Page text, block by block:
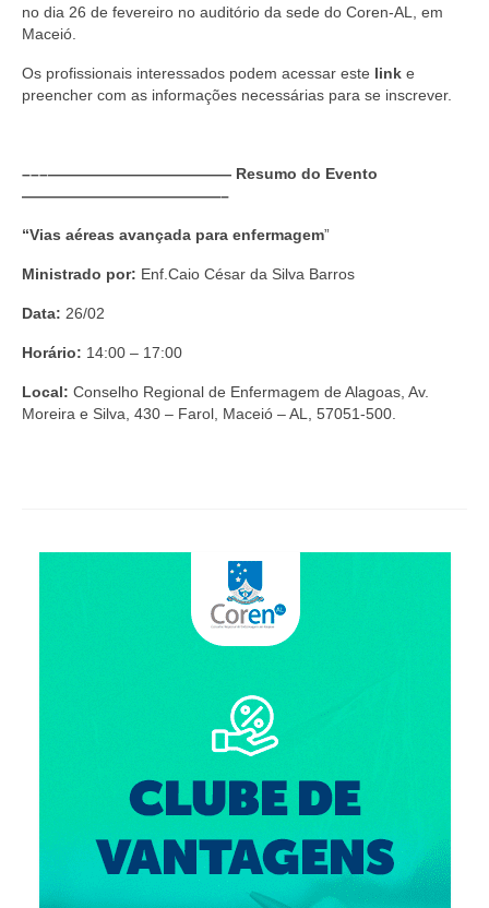
Editais e licitação
Resoluções
Suspensão do Exercício Profissional
Clube de Vantagens
Valores dos serviços
Reserva de auditório
Ouvidoria
no dia 26 de fevereiro no auditório da sede do Coren-AL, em
Maceió.
Os profissionais interessados podem acessar este link e
preencher com as informações necessárias para se inscrever.
–––———————————— Resumo do Evento
—————————————–
“Vias aéreas avançada para enfermagem”
Ministrado por: Enf.Caio César da Silva Barros
Data: 26/02
Horário: 14:00 – 17:00
Local: Conselho Regional de Enfermagem de Alagoas, Av.
Moreira e Silva, 430 – Farol, Maceió – AL, 57051-500.